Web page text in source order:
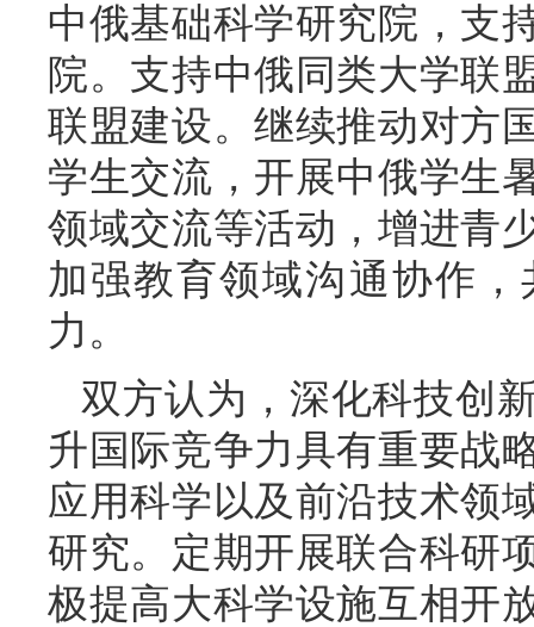
中俄基础科学研究院，支
院。支持中俄同类大学联
联盟建设。继续推动对方
学生交流，开展中俄学生
领域交流等活动，增进青
加强教育领域沟通协作
力。
双方认为，深化科技创
升国际竞争力具有重要战
应用科学以及前沿技术领
研究。定期开展联合科研
极提高大科学设施互相开